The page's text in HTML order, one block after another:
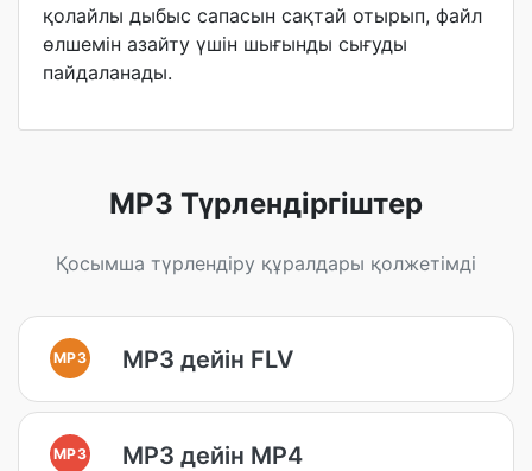
қолайлы дыбыс сапасын сақтай отырып, файл
өлшемін азайту үшін шығынды сығуды
пайдаланады.
MP3 Түрлендіргіштер
Қосымша түрлендіру құралдары қолжетімді
MP3 MP3 дейін FLV
MP3 MP3 дейін MP4